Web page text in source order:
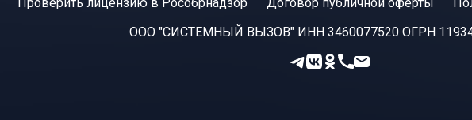
ООО "СИСТЕМНЫЙ ВЫЗОВ" ИНН 3460077520 ОГРН